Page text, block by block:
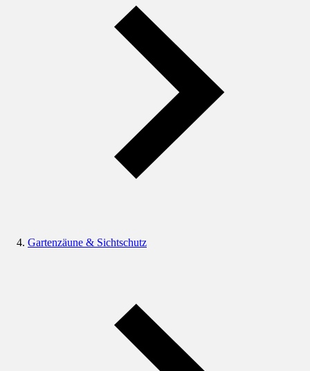
Gartenzäune & Sichtschutz